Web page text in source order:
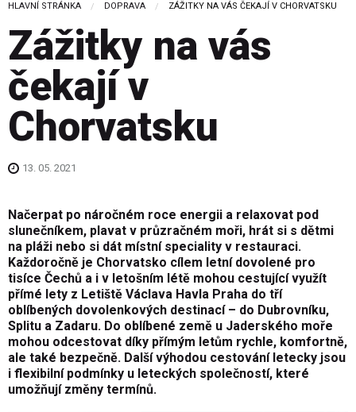
HLAVNÍ STRÁNKA DOPRAVA CURRENT:
ZÁŽITKY NA VÁS ČEKAJÍ V CHORVATSKU
Zážitky na vás
čekají v
Chorvatsku
13. 05. 2021
Načerpat po náročném roce energii a relaxovat pod
slunečníkem, plavat v průzračném moři, hrát si s dětmi
na pláži nebo si dát místní speciality v restauraci.
Každoročně je Chorvatsko cílem letní dovolené pro
tisíce Čechů a i v letošním létě mohou cestující využít
přímé lety z Letiště Václava Havla Praha do tří
oblíbených dovolenkových destinací – do Dubrovníku,
Splitu a Zadaru. Do oblíbené země u Jaderského moře
mohou odcestovat díky přímým letům rychle, komfortně,
ale také bezpečně. Další výhodou cestování letecky jsou
i flexibilní podmínky u leteckých společností, které
umožňují změny termínů.